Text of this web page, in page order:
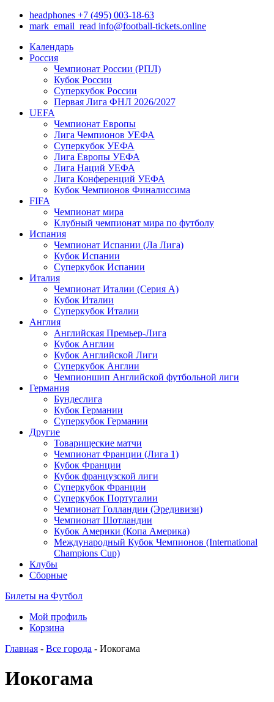
headphones +7 (495) 003-18-63
mark_email_read info@football-tickets.online
Календарь
Россия
Чемпионат России (РПЛ)
Кубок России
Суперкубок России
Первая Лига ФНЛ 2026/2027
UEFA
Чемпионат Европы
Лига Чемпионов УЕФА
Суперкубок УЕФА
Лига Европы УЕФА
Лига Наций УЕФА
Лига Конференций УЕФА
Кубок Чемпионов Финалиссима
FIFA
Чемпионат мира
Клубный чемпионат мира по футболу
Испания
Чемпионат Испании (Ла Лига)
Кубок Испании
Суперкубок Испании
Италия
Чемпионат Италии (Серия А)
Кубок Италии
Суперкубок Италии
Англия
Английская Премьер-Лига
Кубок Англии
Кубок Английской Лиги
Суперкубок Англии
Чемпионшип Английской футбольной лиги
Германия
Бундеслига
Кубок Германии
Суперкубок Германии
Другие
Товарищеские матчи
Чемпионат Франции (Лига 1)
Кубок Франции
Кубок французской лиги
Суперкубок Франции
Суперкубок Португалии
Чемпионат Голландии (Эредивизи)
Чемпионат Шотландии
Кубок Америки (Копа Америка)
Международный Кубок Чемпионов (International
Champions Cup)
Клубы
Сборные
Билеты на Футбол
Мой профиль
Корзина
Главная - Все города - Иокогама
Иокогама